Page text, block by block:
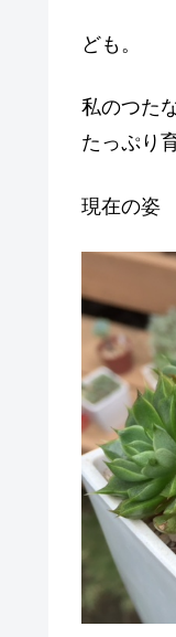
ども。
私のつた
たっぷり
現在の姿